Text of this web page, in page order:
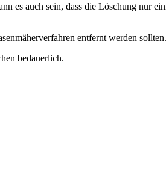
es auch sein, dass die Löschung nur
entfernt werden sollten.
bedauerlich.